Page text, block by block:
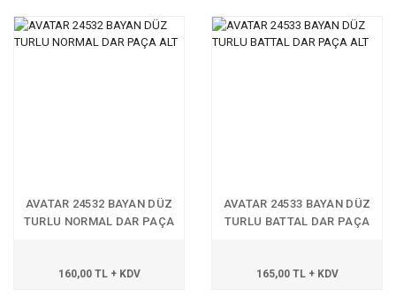
AVATAR 24532 BAYAN DÜZ
TURLU NORMAL DAR PAÇA
160,00 TL + KDV
AVATAR 24533 BAYAN DÜZ
TURLU BATTAL DAR PAÇA
165,00 TL + KDV